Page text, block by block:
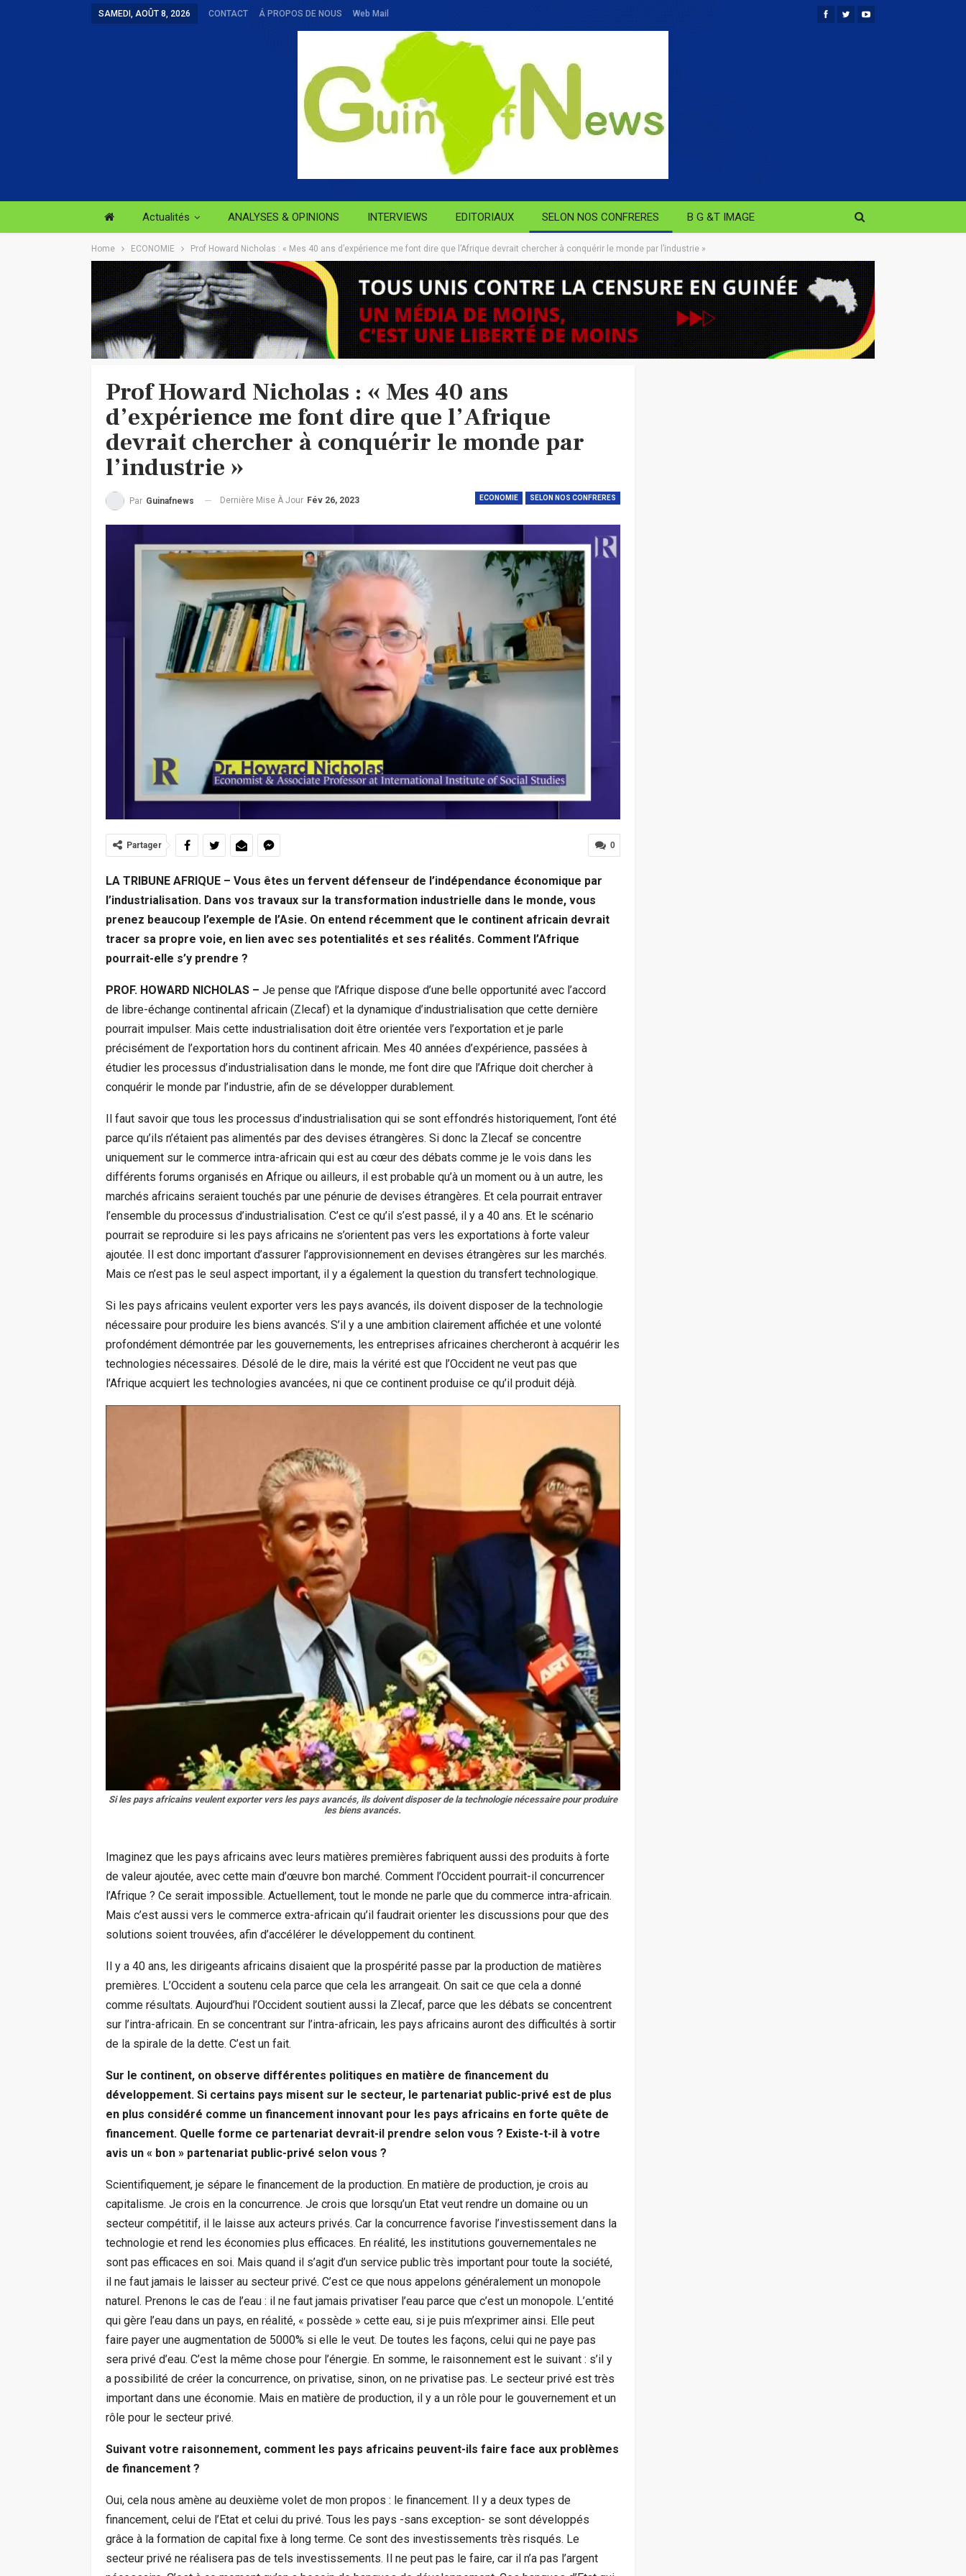
SAMEDI, AOÛT 8, 2026 CONTACT Á PROPOS DE NOUS Web Mail
Actualités ANALYSES & OPINIONS INTERVIEWS EDITORIAUX SELON NOS CONFRERES B G &T IMAGE
Home ECONOMIE Prof Howard Nicholas : « Mes 40 ans d’expérience me font dire que l’Afrique devrait chercher à conquérir le monde par l’industrie »
Prof Howard Nicholas : « Mes 40 ans
d’expérience me font dire que l’Afrique
devrait chercher à conquérir le monde par
l’industrie »
ECONOMIE SELON NOS CONFRERES
Par Guinafnews Dernière Mise À Jour Fév 26, 2023
0
Partager
LA TRIBUNE AFRIQUE – Vous êtes un fervent défenseur de l’indépendance économique par
l’industrialisation. Dans vos travaux sur la transformation industrielle dans le monde, vous
prenez beaucoup l’exemple de l’Asie. On entend récemment que le continent africain devrait
tracer sa propre voie, en lien avec ses potentialités et ses réalités. Comment l’Afrique
pourrait-elle s’y prendre ?
PROF. HOWARD NICHOLAS – Je pense que l’Afrique dispose d’une belle opportunité avec l’accord
de libre-échange continental africain (Zlecaf) et la dynamique d’industrialisation que cette dernière
pourrait impulser. Mais cette industrialisation doit être orientée vers l’exportation et je parle
précisément de l’exportation hors du continent africain. Mes 40 années d’expérience, passées à
étudier les processus d’industrialisation dans le monde, me font dire que l’Afrique doit chercher à
conquérir le monde par l’industrie, afin de se développer durablement.
Il faut savoir que tous les processus d’industrialisation qui se sont effondrés historiquement, l’ont été
parce qu’ils n’étaient pas alimentés par des devises étrangères. Si donc la Zlecaf se concentre
uniquement sur le commerce intra-africain qui est au cœur des débats comme je le vois dans les
différents forums organisés en Afrique ou ailleurs, il est probable qu’à un moment ou à un autre, les
marchés africains seraient touchés par une pénurie de devises étrangères. Et cela pourrait entraver
l’ensemble du processus d’industrialisation. C’est ce qu’il s’est passé, il y a 40 ans. Et le scénario
pourrait se reproduire si les pays africains ne s’orientent pas vers les exportations à forte valeur
ajoutée. Il est donc important d’assurer l’approvisionnement en devises étrangères sur les marchés.
Mais ce n’est pas le seul aspect important, il y a également la question du transfert technologique.
Si les pays africains veulent exporter vers les pays avancés, ils doivent disposer de la technologie
nécessaire pour produire les biens avancés. S’il y a une ambition clairement affichée et une volonté
profondément démontrée par les gouvernements, les entreprises africaines chercheront à acquérir les
technologies nécessaires. Désolé de le dire, mais la vérité est que l’Occident ne veut pas que
l’Afrique acquiert les technologies avancées, ni que ce continent produise ce qu’il produit déjà.
Si les pays africains veulent exporter vers les pays avancés, ils doivent disposer de la technologie nécessaire pour produire
les biens avancés.
Imaginez que les pays africains avec leurs matières premières fabriquent aussi des produits à forte
de valeur ajoutée, avec cette main d’œuvre bon marché. Comment l’Occident pourrait-il concurrencer
l’Afrique ? Ce serait impossible. Actuellement, tout le monde ne parle que du commerce intra-africain.
Mais c’est aussi vers le commerce extra-africain qu’il faudrait orienter les discussions pour que des
solutions soient trouvées, afin d’accélérer le développement du continent.
Il y a 40 ans, les dirigeants africains disaient que la prospérité passe par la production de matières
premières. L’Occident a soutenu cela parce que cela les arrangeait. On sait ce que cela a donné
comme résultats. Aujourd’hui l’Occident soutient aussi la Zlecaf, parce que les débats se concentrent
sur l’intra-africain. En se concentrant sur l’intra-africain, les pays africains auront des difficultés à sortir
de la spirale de la dette. C’est un fait.
Sur le continent, on observe différentes politiques en matière de financement du
développement. Si certains pays misent sur le secteur, le partenariat public-privé est de plus
en plus considéré comme un financement innovant pour les pays africains en forte quête de
financement. Quelle forme ce partenariat devrait-il prendre selon vous ? Existe-t-il à votre
avis un « bon » partenariat public-privé selon vous ?
Scientifiquement, je sépare le financement de la production. En matière de production, je crois au
capitalisme. Je crois en la concurrence. Je crois que lorsqu’un Etat veut rendre un domaine ou un
secteur compétitif, il le laisse aux acteurs privés. Car la concurrence favorise l’investissement dans la
technologie et rend les économies plus efficaces. En réalité, les institutions gouvernementales ne
sont pas efficaces en soi. Mais quand il s’agit d’un service public très important pour toute la société,
il ne faut jamais le laisser au secteur privé. C’est ce que nous appelons généralement un monopole
naturel. Prenons le cas de l’eau : il ne faut jamais privatiser l’eau parce que c’est un monopole. L’entité
qui gère l’eau dans un pays, en réalité, « possède » cette eau, si je puis m’exprimer ainsi. Elle peut
faire payer une augmentation de 5000% si elle le veut. De toutes les façons, celui qui ne paye pas
sera privé d’eau. C’est la même chose pour l’énergie. En somme, le raisonnement est le suivant : s’il y
a possibilité de créer la concurrence, on privatise, sinon, on ne privatise pas. Le secteur privé est très
important dans une économie. Mais en matière de production, il y a un rôle pour le gouvernement et un
rôle pour le secteur privé.
Suivant votre raisonnement, comment les pays africains peuvent-ils faire face aux problèmes
de financement ?
Oui, cela nous amène au deuxième volet de mon propos : le financement. Il y a deux types de
financement, celui de l’Etat et celui du privé. Tous les pays -sans exception- se sont développés
grâce à la formation de capital fixe à long terme. Ce sont des investissements très risqués. Le
secteur privé ne réalisera pas de tels investissements. Il ne peut pas le faire, car il n’a pas l’argent